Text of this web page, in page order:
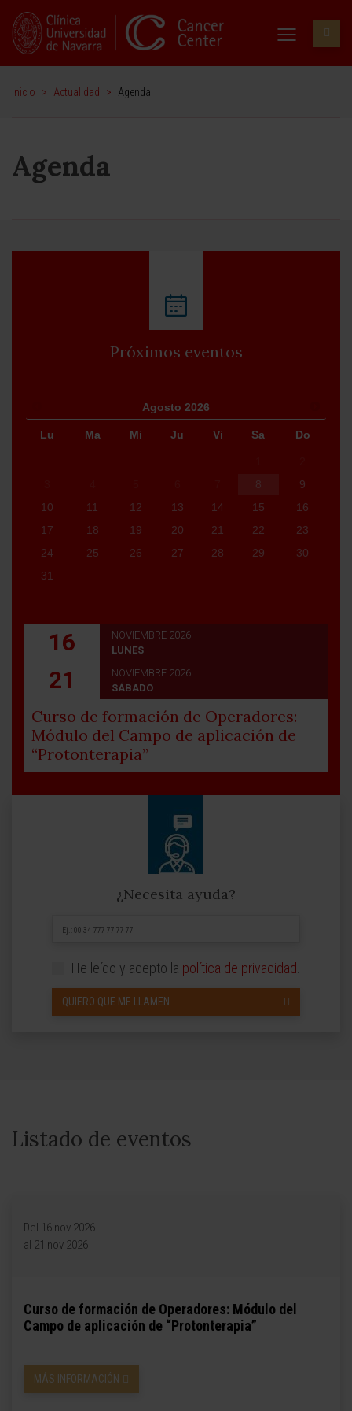
Inicio > Actualidad > Agenda
Agenda
Próximos eventos
Agosto 2026
Lu Ma Mi Ju Vi Sa Do
8
9
10
11 12 13 14 15
16
17
18 19 20 21 22
23
24
25 26 27 28 29
30
31
16
NOVIEMBRE 2026
LUNES
21
NOVIEMBRE 2026
SÁBADO
Curso de formación de Operadores:
Módulo del Campo de aplicación de
“Protonterapia”
¿Necesita ayuda?
He leído y acepto la política de privacidad
QUIERO QUE ME LLAMEN
Listado de eventos
Del 16 nov 2026
al 21 nov 2026
Curso de formación de Operadores: Módulo del
Campo de aplicación de “Protonterapia”
MÁS INFORMACIÓN